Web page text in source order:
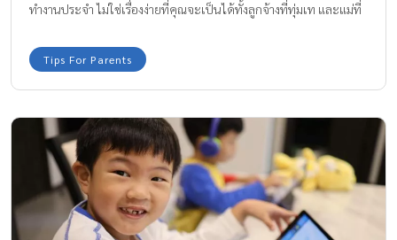
ทำงานประจำ ไม่ใช่เรื่องง่ายที่คุณจะเป็นได้ทั้งลูกจ้างที่ทุ่มเท และแม่ที่
ก็ได้ค่ะ เพราะการทำงานประจำได้อย่างเต็ม พร้อมกับการสวมบทบาท
ของแม่ที่ไม่ขาดตกบกพร่องไม่ใช่เรื่องที่เป็นไปไม่ได้ หากคุณเรียนรู้ที่จะ
สองบทบาทจัดการ ชีวิตง่ายขึ้นได้บ้างไม่มากก็น้อย 13 เทคนิค สร้าง
สมดุลชีวิต งานก็ไม่เสีย ครอบครัวก็แฮปปี้! 1. ลดบทบาทซูเปอร์มัมลง
บ้าง แม่มักถูกตัดสินว่า “ ทอดทิ้งลูก” เมื่อถึงคราวต้องกลับไปทำงาน
เต็มเวลา ในขณะที่ผู้เป็นพ่อ สังคมทั่วไปมองว่า การทำงานประจำ คือ
การ “หาเลี้ยง” ทั้งครอบครัว ดูแล้วเหมือนจะไม่ค่อยแฟร์กับคนเป็นแม่
เลยจริงมั้ยคะ? เหตุผลของคุณแม่หลายๆ คนที่เลือกการกลับไปทำงาน
Tips For Parents